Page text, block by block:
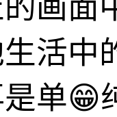
画面
生活
单😁